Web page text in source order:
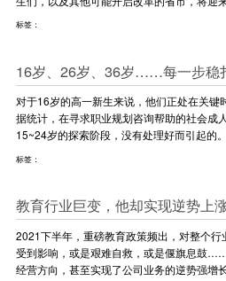
标签：
对于16岁的高一新生来说，他们正处在关键
据统计，在寻求职业规划咨询帮助的社会成
15~24岁的探索阶段，没有处理好而引起的。
标签：
2021下半年，重磅教育政策频出，对整个
受到影响，或是艰难自救，或是偃旗息鼓
经营方向，甚至实现了公司业务的逆势强增